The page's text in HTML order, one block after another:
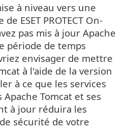
à niveau vers une
ESET PROTECT On-
pas mis à jour Apache
période de temps
envisager de mettre
à l'aide de la version
à ce que les services
Tomcat et ses
à jour réduira les
sécurité de votre